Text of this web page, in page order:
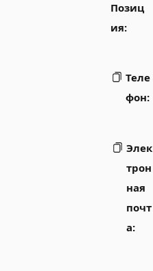
Позиц
ия:
Теле
фон:
Элек
трон
ная
почт
а: